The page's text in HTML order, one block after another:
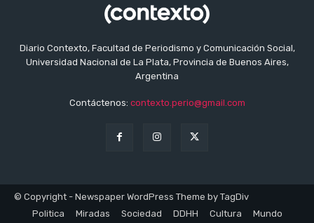
Diario Contexto, Facultad de Periodismo y Comunicación Social,
Universidad Nacional de La Plata, Provincia de Buenos Aires,
Argentina
Contáctenos: contexto.perio@gmail.com
© Copyright - Newspaper WordPress Theme by TagDiv
Politica
Miradas Sociedad DDHH Cultura Mundo